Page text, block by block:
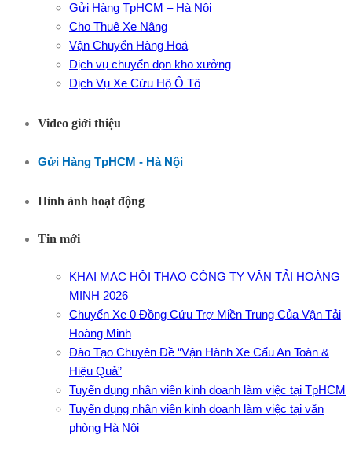
Gửi Hàng TpHCM – Hà Nội
Cho Thuê Xe Nâng
Vận Chuyển Hàng Hoá
Dịch vụ chuyển dọn kho xưởng
Dịch Vụ Xe Cứu Hộ Ô Tô
Video giới thiệu
Gửi Hàng TpHCM - Hà Nội
Hình ảnh hoạt động
Tin mới
KHAI MẠC HỘI THAO CÔNG TY VẬN TẢI HOÀNG
MINH 2026
Chuyến Xe 0 Đồng Cứu Trợ Miền Trung Của Vận Tải
Hoàng Minh
Đào Tạo Chuyên Đề “Vận Hành Xe Cẩu An Toàn &
Hiệu Quả”
Tuyển dụng nhân viên kinh doanh làm việc tại TpHCM
Tuyển dụng nhân viên kinh doanh làm việc tại văn
phòng Hà Nội